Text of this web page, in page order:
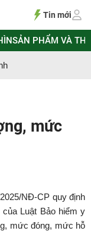
Tin mới
SẢN PHẨM VÀ
mức
NĐ-CP quy định
Luật Bảo hiểm y
mức đóng, mức hỗ